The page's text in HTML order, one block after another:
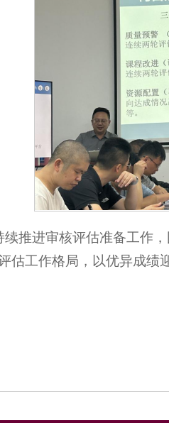
续推进审核评估准备工作
估工作格局，以优异成绩